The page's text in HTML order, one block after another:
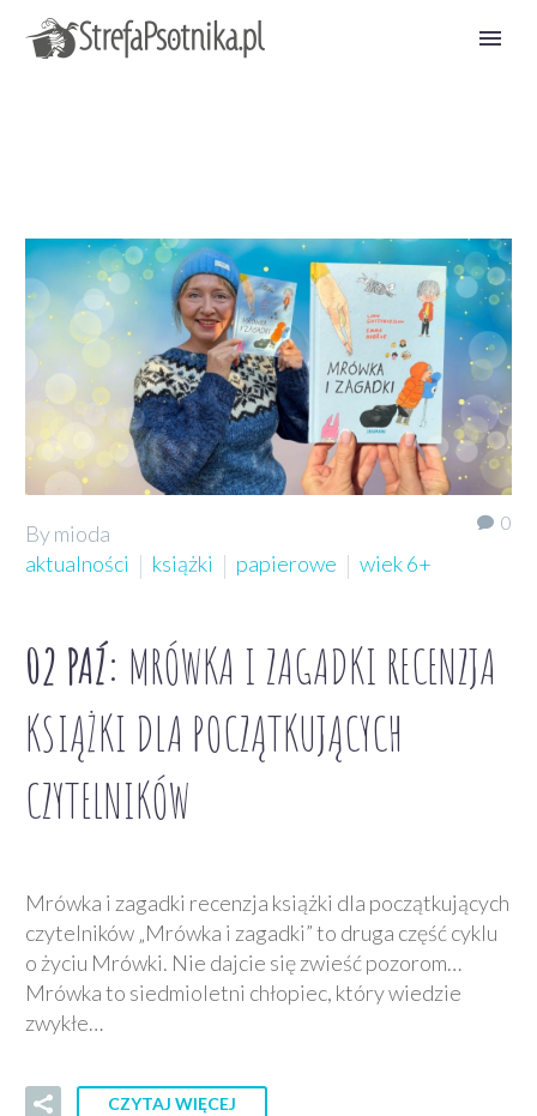
0
By mioda
aktualności
książki papierowe wiek 6+
02 PAŹ: MRÓWKA I ZAGADKI RECENZJA
KSIĄŻKI DLA POCZĄTKUJĄCYCH
CZYTELNIKÓW
Mrówka i zagadki recenzja książki dla początkujących
czytelników „Mrówka i zagadki” to druga część cyklu
o życiu Mrówki. Nie dajcie się zwieść pozorom…
Mrówka to siedmioletni chłopiec, który wiedzie
zwykłe…
CZYTAJ WIĘCEJ